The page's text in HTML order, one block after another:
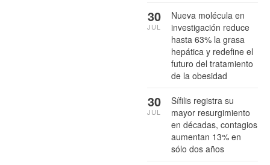
Nueva molécula en
investigación reduce
hasta 63% la grasa
hepática y redefine el
futuro del tratamiento
de la obesidad
30
JUL
Sífilis registra su
mayor resurgimiento
en décadas, contagios
aumentan 13% en
sólo dos años
30
JUL